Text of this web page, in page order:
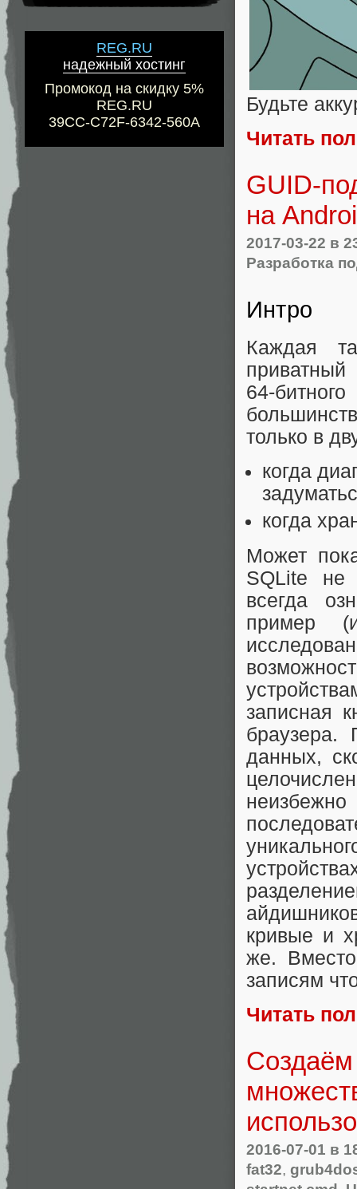
REG.RU
надежный хостинг
Промокод на скидку 5%
REG.RU
39CC-C72F-6342-560A
Будьте
Читать
GUID-
на
2017-03-22 в
Разработка
Интро
Каждая
приватный
64-
только в
когда
когда
Может
SQLite не
всегда
пример
записная
браузера.
данных,
кривые и
же. Вместо
записям
Читать
Создаём
2016-07-01 в
fat32,